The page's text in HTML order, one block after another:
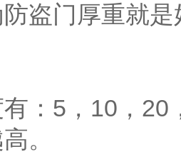
盗门厚重就
：5，10，
。